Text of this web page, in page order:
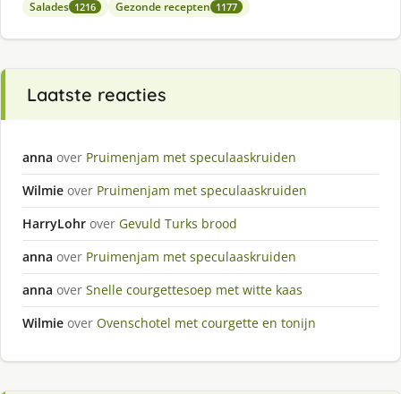
Salades 1216 Gezonde recepten 1177
Laatste reacties
anna over Pruimenjam met speculaaskruiden
Wilmie over Pruimenjam met speculaaskruiden
HarryLohr over Gevuld Turks brood
anna over Pruimenjam met speculaaskruiden
anna over Snelle courgettesoep met witte kaas
Wilmie over Ovenschotel met courgette en tonijn